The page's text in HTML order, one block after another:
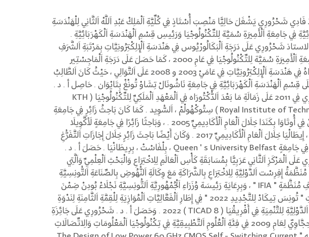
فَادِي شَحْرُورِي يَشْغَلَ حَالِيًّا مَنْصِبَ أُسْتَاذٍ فِي كُلِّيَّةِ اَلْمَلِكْ عَبْدِ اَللَّهْ اَلثَّانِي لِلْهَنْدَسَةِ
فِي جَامِعَةِ اَلْأَمِيرَةِ سُمَيَّة لِلتِّكْنُولُوجْيَا وَرَئِيسِ قِسْمِ اَلْهَنْدَسَةِ اَلْكَهْرَبَائِيَّةِ .
شَحْرُورِي عَلَى دَرَجَةِ اَلْبَكَالُورْيُوس فِي هَنْدَسَةِ اَلْإِلِكْتِرُونِيَّاتِ بِمَرْتَبَةِ اَلشَّرَفِ
مِنْ جَامِعَةِ اَلْأَمِيرَةِ سُمَيَّة لِلتِّكْنُولُوجْيَا فِي عَامِ 2000 ، كَمَا حَصَلَ عَلَى دَرَجَةِ اَلْمَاجِسْتِير
وَدُكْتُورَاهُ فِي هَنْدَسَةِ اَلْإِلِكْتِرُونِيَّاتِ فِي عَامَيْ 2003 و 2008 عَلَى اَلتَّوَالِي ، حَيْثُ كَانَ اَلطَّالِبُ
قِسْمِ اَلْهَنْدَسَةِ اَلْكَهْرَبَائِيَّةِ فِي جَامِعَةٍ نَاشُونَالْ تِشَاوْ تُونْغْ بِتَايْوَان . حَاصِل أ . د .
شَحْرُورِي فِي 2011 عَلَى زَمَالَةِ مَا بَعْدَ اَلدُّكْتُورَاه فِي اَلْمَعْهَدِ اَلْمَلَكِيِّ لِلتِّكْنُولُوجْيَا ( KTH
Royal Institute of Technology ) سِتُوكْهُولْمْ ، اَلسُّوِيد . كَمَا كَانَ بَاحِثُ زَائِرٍ فِي جَامِعَةِ
كَارْلِتُونْ فِي أُوتَاوَا بِكَنَدَا خِلَالَ اَلْعَامِ اَلْأَكَادِيمِيِّ 2005 . ، وَبَاحِثًا زَائِرًا فِي جَامِعَةٍ لَأكَّوِيلَا
لَأكَّوِيلَا ، إِيطَالْيَا خِلَالَ اَلْعَامِ اَلْأَكَادِيمِيِّ 2017 . وَكَانَ أَيْضًا بَاحِثَ زَائِرٍ خِلَالَ إِجَازَاتِ اَلتَّفَرُّغِ
اَلْعِلْمِيِّ فِي جَامِعَةٍ Queen ' s University Belfast ، بِلْفَاسْتْ ، بِرِيطَانْيَا . حَصَلَ أ . د .
اَلْمَرْكَزِ اَلثَّانِي عَرَبِيًّا بِمُسَابَقَةِ كَأْسِ اَلْعَالَمِ لِلِاخْتِرَاعِ وَالْبَحْثِ اَلْعِلْمِيِّ وَاَلَّتِي
إِفِرِسْت اَلدَّوْلِيَّةِ لِلِاخْتِرَاعِ بِالشَّرَاكَةِ مَعَ وِكَالَةِ اَلنُّهُوضِ بِالصِّنَاعَةِ اَلتُّونِسِيَّةِ
وَبِإِشْرَافِ مُنَظَّمَةٍ " IFIA " ، وَبِرِعَايَةِ رَئِيسَة وُزَرَاءِ اَلْجُمْهُورِيَّةِ اَلتُّونِسِيَّةِ نَجْلَاءْ بُودِنْ ضِمْنَ
فَعَّالِيَّاتِ " تُونِسَ تِيكَادْ لِلتَّجْدِيدِ 2022 " فِي إِطَارِ اَلْفَعَّالِيَّاتِ اَلْمُوَازِيَةِ لِلْقِمَّةِ اَلثَّامِنَةِ لِنَدْوَةِ
طُوكْيُو اَلدَّوْلِيَّةِ لِلتَّنْمِيَةِ فِي أَفْرِيقْيَا ( TICAD 8 ) 2022 . وَحَصَلَ أ . د . شَحْرُورِي عَلَى جَائِزَةِ
هِشَامْ حِجَّاوِيّ لِعَامِ 2009 فِي فِئَةِ اَلْعُلُومِ اَلتَّطْبِيقِيَّةِ فِي تِكْنُولُوجْيَا اَلْمَعْلُومَاتِ وَالِاتِّصَالَاتِ